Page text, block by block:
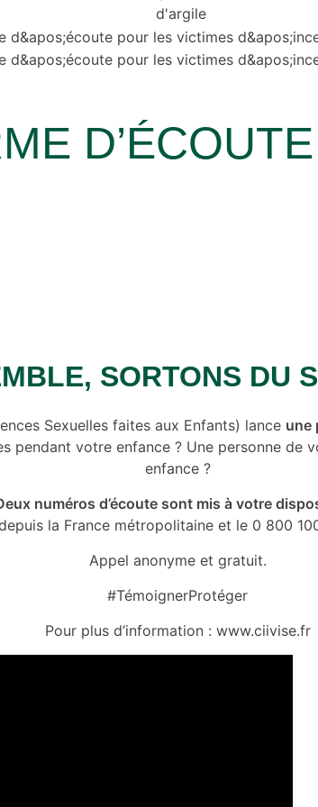
SORTONS DU
Sexuelles faites aux Enfants) lance une
pendant votre enfance ? Une personne
enfance ?
numéros d’écoute sont mis à votre
la France métropolitaine et le 0 800
Appel anonyme et gratuit.
#TémoignerProtéger
Pour plus d’information : www.ciivise.fr